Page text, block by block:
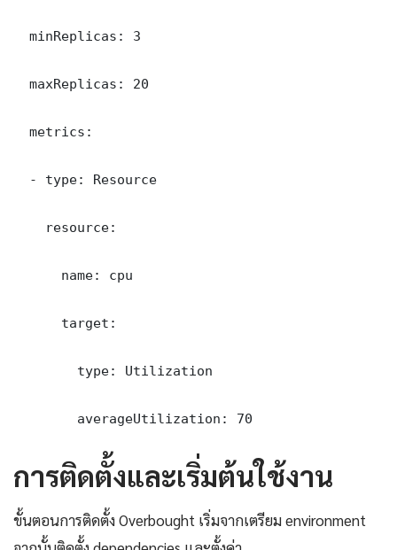
  minReplicas: 3
  maxReplicas: 20
  metrics:
  - type: Resource
    resource:
      name: cpu
      target:
        type: Utilization
        averageUtilization: 70
การติดตั้งและเริ่มต้นใช้งาน
ขั้นตอนการติดตั้ง Overbought เริ่มจากเตรียม environment